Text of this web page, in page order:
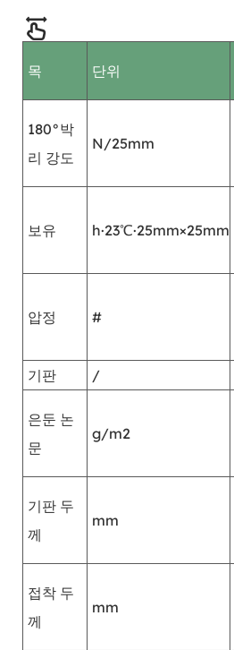
목 단위
180°박
리 강도
N/25mm
보유 h·23℃·25mm×25mm
압정 #
기판
/
은둔 논
문
g/m2
기판 두
께
mm
접착 두
께
mm